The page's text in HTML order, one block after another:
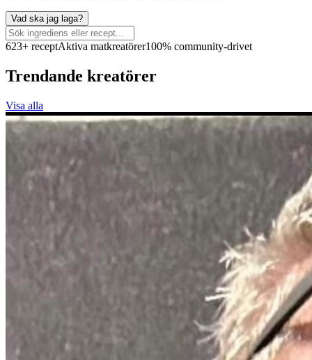
Vad ska jag laga?
623+ receptAktiva matkreatörer100% community-drivet
Trendande kreatörer
Visa alla